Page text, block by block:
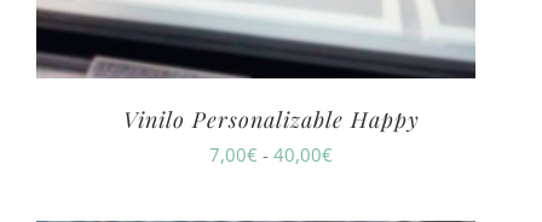
EN
LA
PÁGINA
DE
Vinilo Personalizable Happy
7,00€ - 40,00€